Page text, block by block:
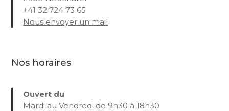
+41 32 724 73 65
Nous envoyer un mail
Nos horaires
Ouvert du
Mardi au Vendredi de 9h30 à 18h30